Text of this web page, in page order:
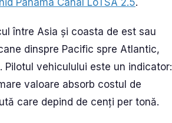
Panama Canal LoTSA 2.5.
între Asia și coasta de est sau
dinspre Pacific spre Atlantic,
vehiculului este un indicator:
valoare absorb costul de
care depind de cenți per tonă.